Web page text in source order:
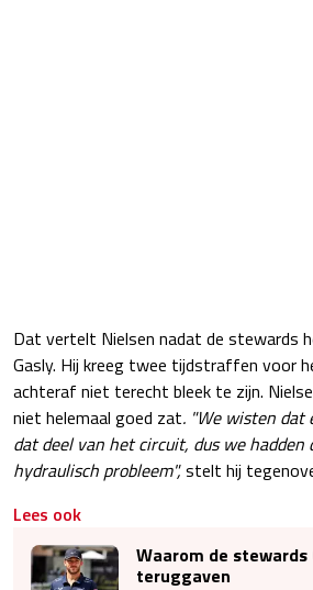
Dat vertelt Nielsen nadat de stewards
Gasly. Hij kreeg twee tijdstraffen voor
achteraf niet terecht bleek te zijn.
niet helemaal goed zat. "We wisten dat
dat deel van het circuit, dus we
hydraulisch probleem",stelt hij
Lees ook
Waarom de stewards
teruggaven